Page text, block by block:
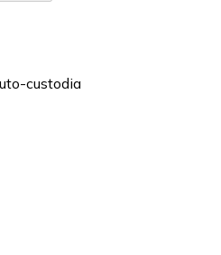
custodia